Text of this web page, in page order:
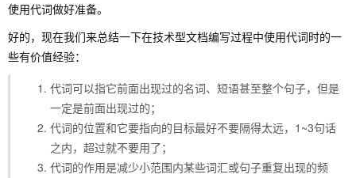
使用代词做好准备。
好的，现在我们来总结一下在技术型文档编写过程中使用代词时的一
些有价值经验：
代词可以指它前面出现过的名词、短语甚至整个句子，但是
一定是前面出现过的；
代词的位置和它要指向的目标最好不要隔得太远，1~3句话
之内，超过就不要用了；
代词的作用是减少小范围内某些词汇或句子重复出现的频